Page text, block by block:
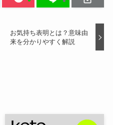
お気持ち表明とは？意味由
来を分かりやすく解説